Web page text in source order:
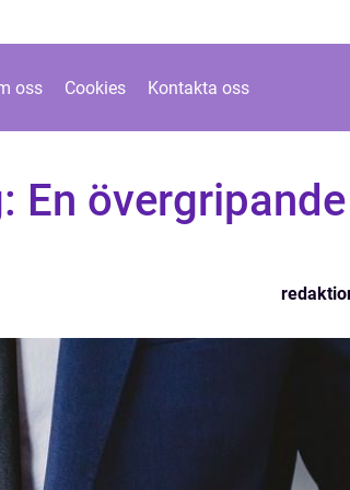
oss Cookies Kontakta oss
En övergripande